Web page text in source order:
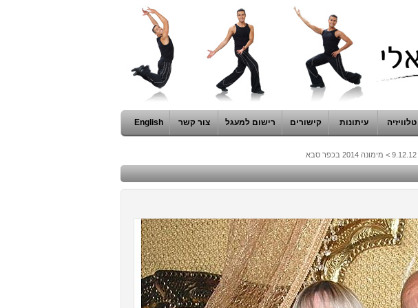
טלוויזיה עיתונות קישורים רישום למעגל צור קשר English
> מימונה 2014 בכפר סבא